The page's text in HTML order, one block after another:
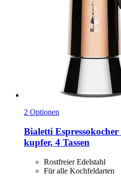
2 Optionen
Bialetti
kupfer, 4 Tassen
Rostfreier Edelstahl
Für alle Kochfeldarten